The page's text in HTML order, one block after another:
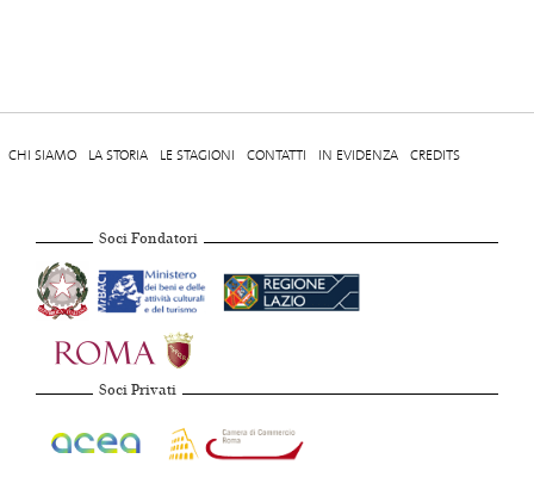
CHI SIAMO LA STORIA LE STAGIONI CONTATTI IN EVIDENZA CREDITS
Soci Fondatori
Soci Privati